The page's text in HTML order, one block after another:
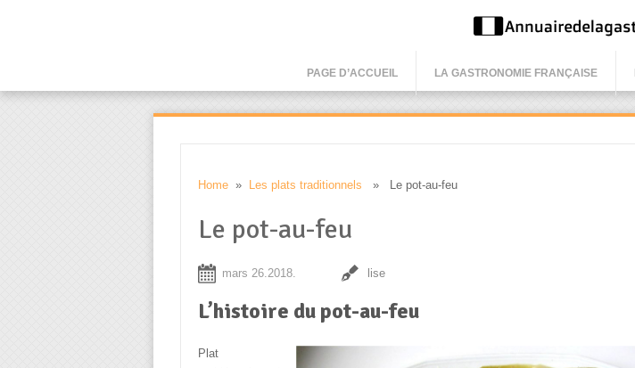
PAGE D’ACCUEIL LA GASTRONOMIE FRANÇAISE
Home» Les plats traditionnels » Le pot-au-feu
Le pot-au-feu
mars 26.2018. lise
L’histoire du pot-au-feu
Plat